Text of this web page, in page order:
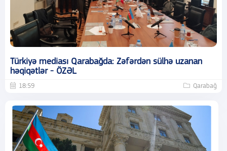
Türkiyə mediası Qarabağda: Zəfərdən sülhə uzanan
həqiqətlər - ÖZƏL
18:59 Qarabağ